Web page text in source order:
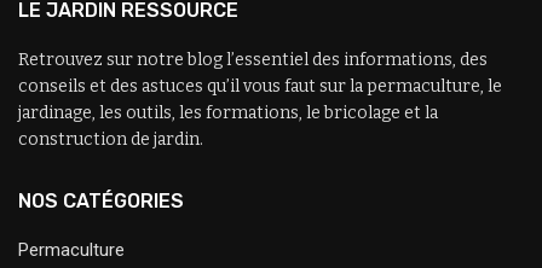
LE JARDIN RESSOURCE
Retrouvez sur notre blog l’essentiel des informations, des
conseils et des astuces qu’il vous faut sur la permaculture, le
jardinage, les outils, les formations, le bricolage et la
construction de jardin.
NOS CATÉGORIES
Permaculture